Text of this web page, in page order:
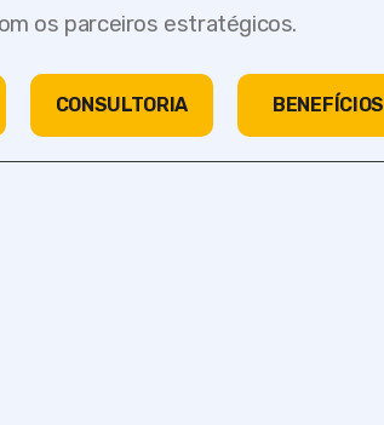
os parceiros estratégicos.
CONSULTORIA BENEFÍCIOS